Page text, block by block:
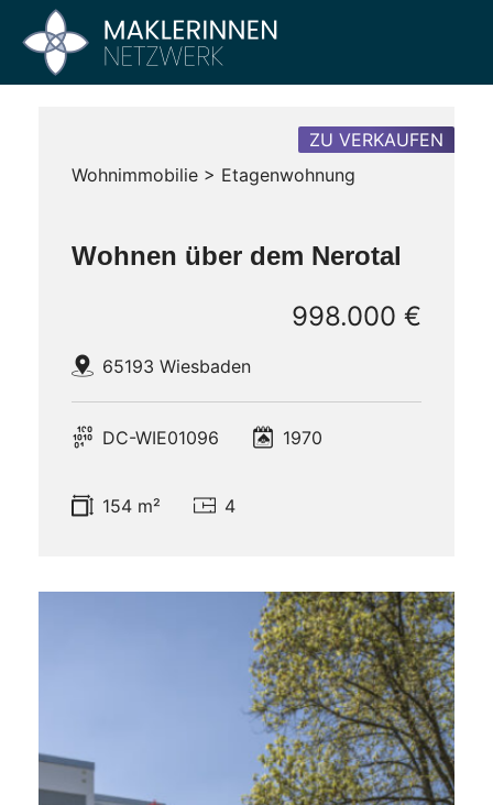
Inhalt
springenMaklerinnen
Vier
Büros
Wohnimmobilie > Etagenwohnung
ZU VERKAUFEN
Wohnen über dem Nerotal
65193 Wiesbaden
998.000 €
DC-WIE01096 1970
154 m² 4